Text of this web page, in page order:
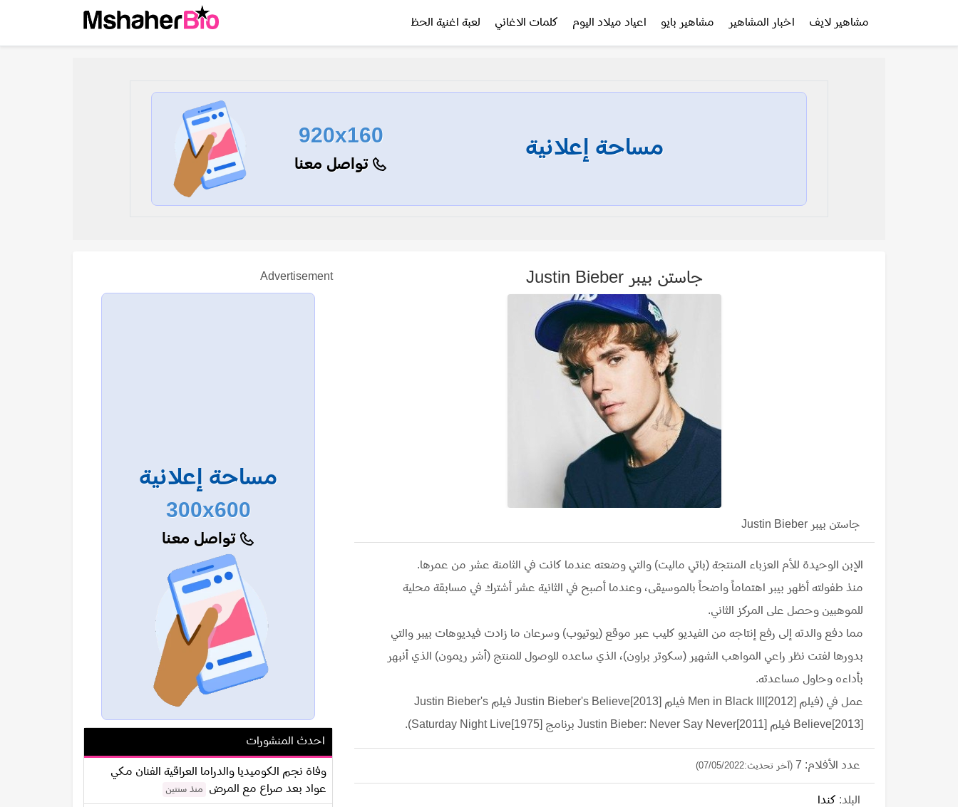
مشاهير لايف اخبار المشاهير مشاهير بايو اعياد ميلاد اليوم كلمات الاغاني لعبة اغنية الحظ
مساحة إعلانية
920x160
تواصل معنا
جاستن بيبر Justin Bieber
جاستن بيبر Justin Bieber
الإبن الوحيدة للأم العزباء المنتجة (باتي ماليت) والتي وضعته عندما كانت في الثامنة عشر من عمرها.
منذ طفولته أظهر بيبر اهتماماً واضحاً بالموسيقى، وعندما أصبح في الثانية عشر أشترك في مسابقة محلية
للموهبين وحصل على المركز الثاني.
مما دفع والدته إلى رفع إنتاجه من الفيديو كليب عبر موقع (يوتيوب) وسرعان ما زادت فيديوهات بيبر والتي
بدورها لفتت نظر راعي المواهب الشهير (سكوتر براون)، الذي ساعده للوصول للمنتج (أشر ريمون) الذي أنبهر
بأداءه وحاول مساعدته.
عمل في (فيلم Men in Black III[2012] فيلم Justin Bieber's Believe[2013] فيلم Justin Bieber's
Believe[2013] فيلم Justin Bieber: Never Say Never[2011] ﺑﺮﻧﺎﻣﺞ Saturday Night Live[1975]).
عدد الأفلام: 7 (آخر تحديث:07/05/2022)
البلد: كندا
Advertisement
مساحة إعلانية
300x600
تواصل معنا
احدث المنشورات
وفاة نجم الكوميديا والدراما العراقية الفنان مكي
عواد بعد صراع مع المرض
منذ سنتين